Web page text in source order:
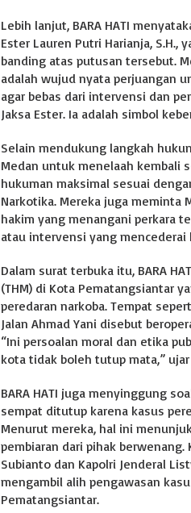
J
T
a
t
a
N
b
l
a
C
d
a
n
i
a
P
r
e
s
d
e
n
P
r
a
b
o
Lebih lanjut, BARA HATI
Ester Lauren Putri Harianja,
banding atas putusan tersebut.
adalah wujud nyata perjuangan
agar bebas dari intervensi dan
Jaksa Ester. Ia adalah simbol
Selain mendukung langkah
Medan untuk menelaah kembali
hukuman maksimal sesuai
Narkotika. Mereka juga meminta
hakim yang menangani perkara
atau intervensi yang mencederai
Dalam surat terbuka itu, BARA
(THM) di Kota Pematangsiantar
peredaran narkoba. Tempat
Jalan Ahmad Yani disebut
“Ini persoalan moral dan etika
kota tidak boleh tutup mata,”
BARA HATI juga menyinggung
sempat ditutup karena kasus
Menurut mereka, hal ini
pembiaran dari pihak
Subianto dan Kapolri Jenderal
mengambil alih pengawasan
Pematangsiantar.